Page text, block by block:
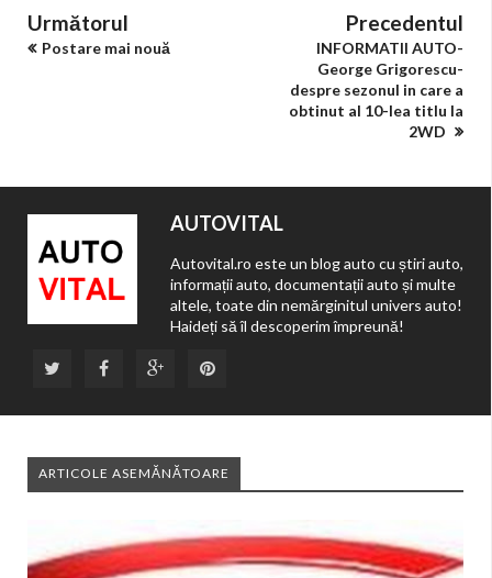
Următorul
Postare mai nouă
Precedentul
INFORMATII AUTO-
George Grigorescu-
despre sezonul in care a
obtinut al 10-lea titlu la
2WD
AUTOVITAL
Autovital.ro este un blog auto cu știri auto,
informații auto, documentații auto și multe
altele, toate din nemărginitul univers auto!
Haideți să îl descoperim împreună!
ARTICOLE ASEMĂNĂTOARE